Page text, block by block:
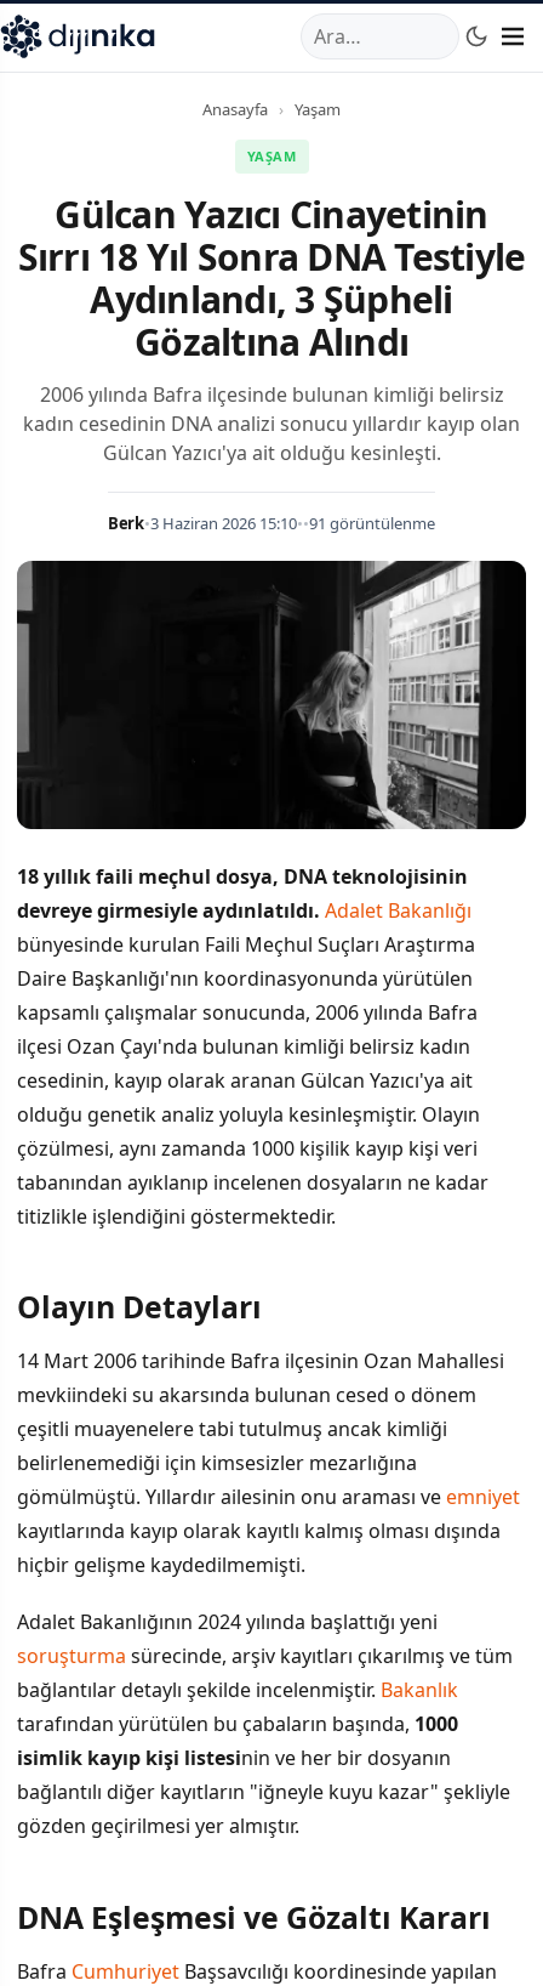
,Marmara Mahallesi,Beylikdüzü34520TRTelefon:0850
Anasayfa › Yaşam
YAŞAM
Gülcan Yazıcı Cinayetinin
Sırrı 18 Yıl Sonra DNA Testiyle
Aydınlandı, 3 Şüpheli
Gözaltına Alındı
2006 yılında Bafra ilçesinde bulunan kimliği belirsiz
kadın cesedinin DNA analizi sonucu yıllardır kayıp olan
Gülcan Yazıcı'ya ait olduğu kesinleşti.
Berk•3 Haziran 2026 15:10••91 görüntülenme
18 yıllık faili meçhul dosya, DNA teknolojisinin
devreye girmesiyle aydınlatıldı. Adalet Bakanlığı
bünyesinde kurulan Faili Meçhul Suçları Araştırma
Daire Başkanlığı'nın koordinasyonunda yürütülen
kapsamlı çalışmalar sonucunda, 2006 yılında Bafra
ilçesi Ozan Çayı'nda bulunan kimliği belirsiz kadın
cesedinin, kayıp olarak aranan Gülcan Yazıcı'ya ait
olduğu genetik analiz yoluyla kesinleşmiştir. Olayın
çözülmesi, aynı zamanda 1000 kişilik kayıp kişi veri
tabanından ayıklanıp incelenen dosyaların ne kadar
titizlikle işlendiğini göstermektedir.
İÇINDEKILER
DNA Eşleşmesi ve Gözaltı Kararı
Bakanlığın Açıklaması
Faili Meçhul Suçlar Daire Başkanlığının Rolü
Olayın Detayları
14 Mart 2006 tarihinde Bafra ilçesinin Ozan Mahallesi
mevkiindeki su akarsında bulunan cesed o dönem
çeşitli muayenelere tabi tutulmuş ancak kimliği
belirlenemediği için kimsesizler mezarlığına
gömülmüştü. Yıllardır ailesinin onu araması veemniyet
kayıtlarında kayıp olarak kayıtlı kalmış olması dışında
hiçbir gelişme kaydedilmemişti.
Adalet Bakanlığının 2024 yılında başlattığı yeni
soruşturma sürecinde, arşiv kayıtları çıkarılmış ve tüm
bağlantılar detaylı şekilde incelenmiştir. Bakanlık
tarafından yürütülen bu çabaların başında, 1000
isimlik kayıp kişi listesinin ve her bir dosyanın
bağlantılı diğer kayıtların "iğneyle kuyu kazar" şekliyle
gözden geçirilmesi yer almıştır.
DNA Eşleşmesi ve Gözaltı Kararı
Bafra Cumhuriyet Başsavcılığı koordinesinde yapılan